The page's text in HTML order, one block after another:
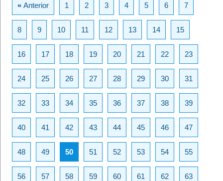
«Anterior 1 2 3 4 5 6 7
8 9 10 11 12 13 14 15
16 17 18 19 20 21 22 23
24 25 26 27 28 29 30 31
32 33 34 35 36 37 38 39
40 41 42 43 44 45 46 47
48 49 50 51 52 53 54 55
56 57 58 59 60 61 62 63